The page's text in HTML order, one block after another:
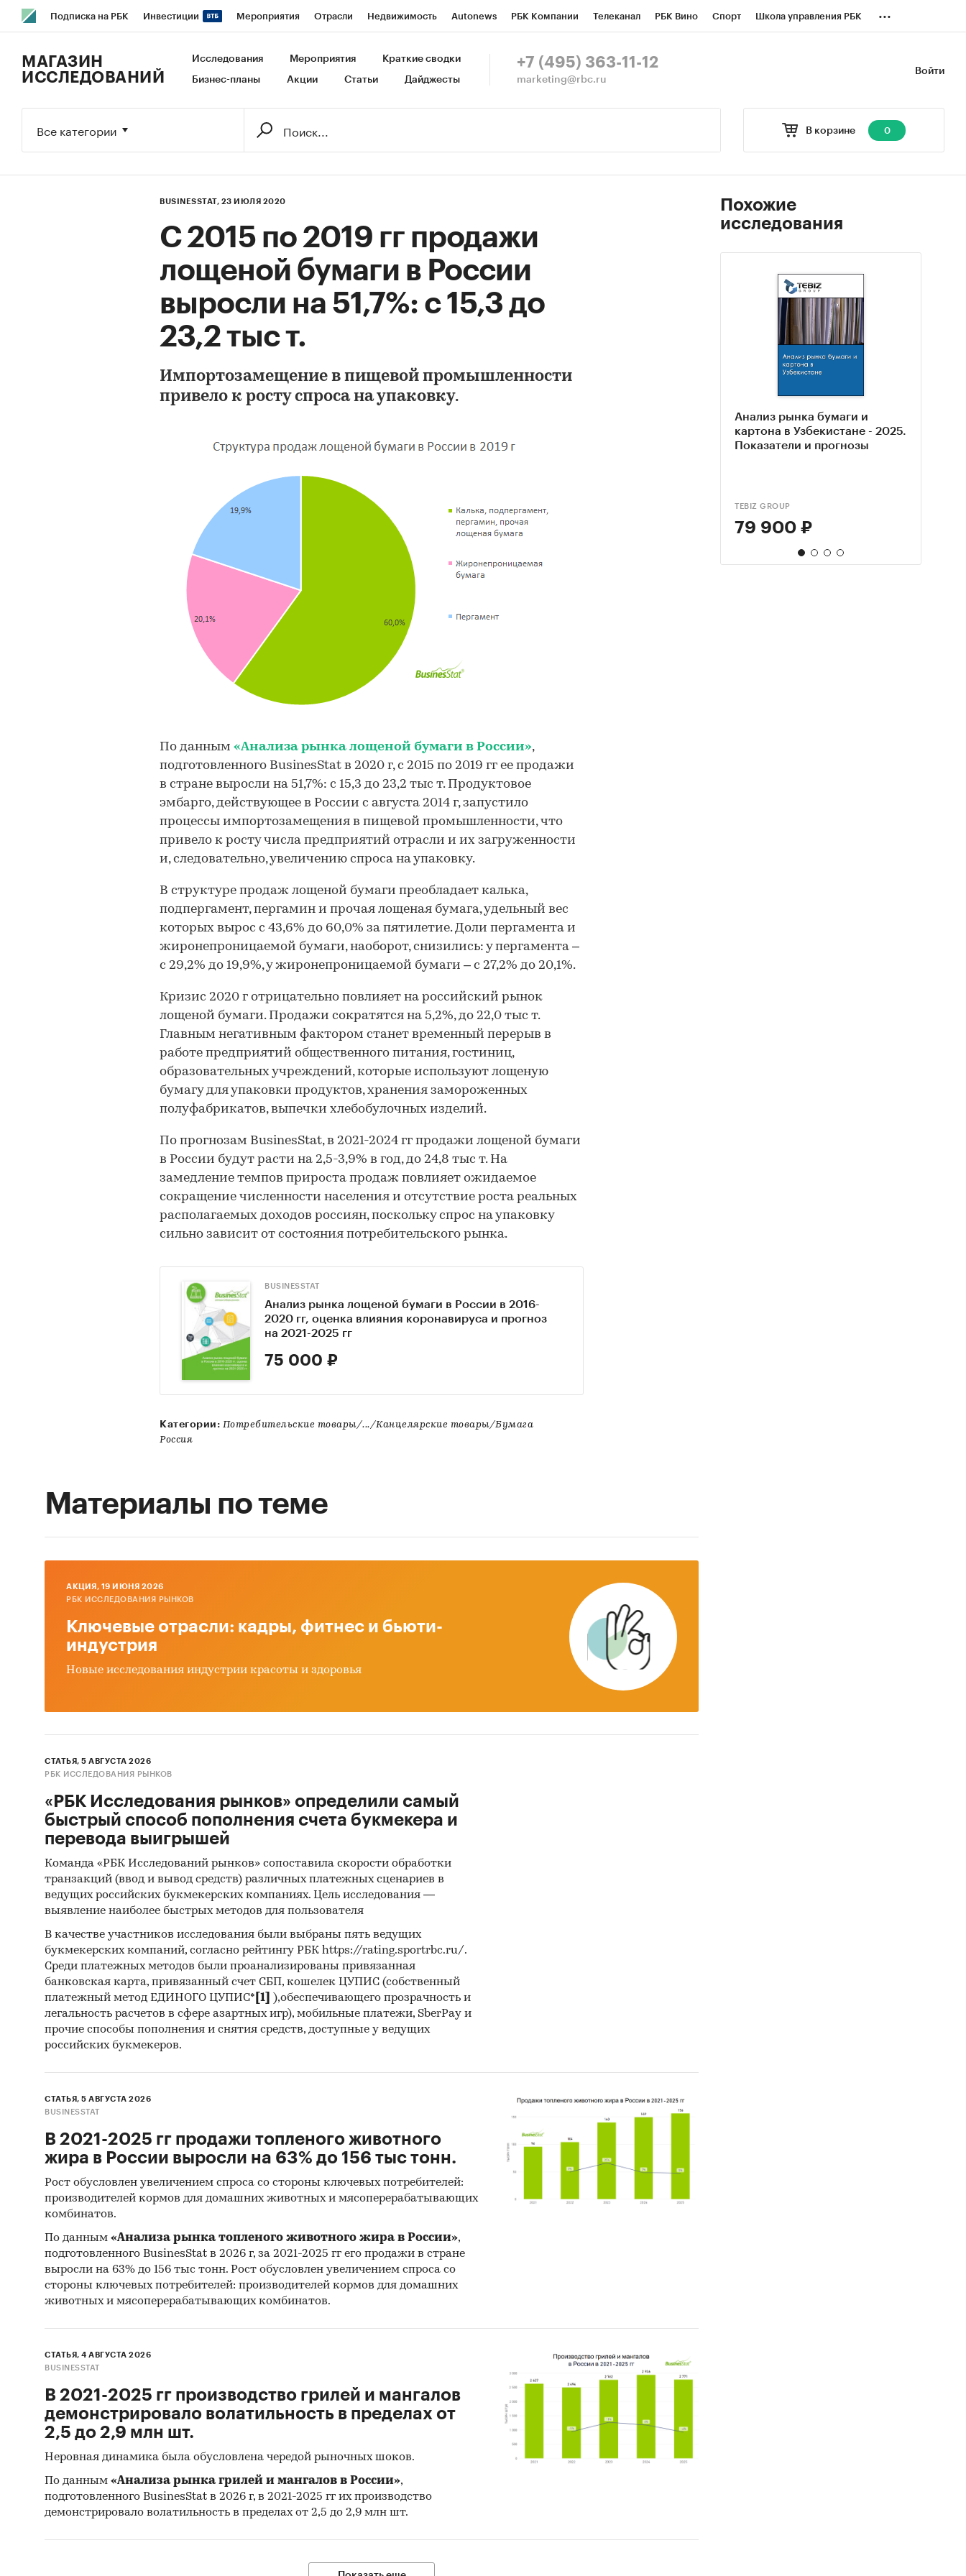
Подписка на РБК Инвестиции Мероприятия Отрасли Недвижимость Autonews РБК Компании Телеканал РБК Вино Спорт Школа управления РБК
Исследования Кредитные рейтинги Франшизы Газета Спецпроекты СПб Конференции СПб Спецпроекты
...
Войти
МАГАЗИН
ИССЛЕДОВАНИЙ
Исследования Мероприятия Краткие сводки
Бизнес-планы Акции Статьи Дайджесты
+7 (495) 363-11-12
marketing@rbc.ru
В корзине 0
Все категории
BUSINESSTAT, 23 ИЮЛЯ 2020
С 2015 по 2019 гг продажи
лощеной бумаги в России
выросли на 51,7%: с 15,3 до
23,2 тыс т.
Импортозамещение в пищевой промышленности
привело к росту спроса на упаковку.
По данным «Анализа рынка лощеной бумаги в России»,
подготовленного BusinesStat в 2020 г, с 2015 по 2019 гг ее продажи
в стране выросли на 51,7%: с 15,3 до 23,2 тыс т. Продуктовое
эмбарго, действующее в России с августа 2014 г, запустило
процессы импортозамещения в пищевой промышленности, что
привело к росту числа предприятий отрасли и их загруженности
и, следовательно, увеличению спроса на упаковку.
В структуре продаж лощеной бумаги преобладает калька,
подпергамент, пергамин и прочая лощеная бумага, удельный вес
которых вырос с 43,6% до 60,0% за пятилетие. Доли пергамента и
жиронепроницаемой бумаги, наоборот, снизились: у пергамента –
с 29,2% до 19,9%, у жиронепроницаемой бумаги – с 27,2% до 20,1%.
Кризис 2020 г отрицательно повлияет на российский рынок
лощеной бумаги. Продажи сократятся на 5,2%, до 22,0 тыс т.
Главным негативным фактором станет временный перерыв в
работе предприятий общественного питания, гостиниц,
образовательных учреждений, которые используют лощеную
бумагу для упаковки продуктов, хранения замороженных
полуфабрикатов, выпечки хлебобулочных изделий.
По прогнозам BusinesStat, в 2021-2024 гг продажи лощеной бумаги
в России будут расти на 2,5-3,9% в год, до 24,8 тыс т. На
замедление темпов прироста продаж повлияет ожидаемое
сокращение численности населения и отсутствие роста реальных
располагаемых доходов россиян, поскольку спрос на упаковку
сильно зависит от состояния потребительского рынка.
BUSINESSTAT
Анализ рынка лощеной бумаги в России в 2016-
2020 гг, оценка влияния коронавируса и прогноз
на 2021-2025 гг
75 000 ₽
Категории: Потребительские товары/.../Канцелярские товары/Бумага
Россия
Похожие
исследования
Анализ рынка бумаги и
картона в Узбекистане - 2025.
Показатели и прогнозы
TEBIZ GROUP
79 900 ₽
Материалы по теме
AКЦИЯ, 19 ИЮНЯ 2026
РБК ИССЛЕДОВАНИЯ РЫНКОВ
Ключевые отрасли: кадры, фитнес и бьюти-
индустрия
Новые исследования индустрии красоты и здоровья
СТАТЬЯ, 5 АВГУСТА 2026
РБК ИССЛЕДОВАНИЯ РЫНКОВ
«РБК Исследования рынков» определили самый
быстрый способ пополнения счета букмекера и
перевода выигрышей
Команда «РБК Исследований рынков» сопоставила скорости обработки
транзакций (ввод и вывод средств) различных платежных сценариев в
ведущих российских букмекерских компаниях. Цель исследования —
выявление наиболее быстрых методов для пользователя
В качестве участников исследования были выбраны пять ведущих
букмекерских компаний, согласно рейтингу РБК https://rating.sportrbc.ru/.
Среди платежных методов были проанализированы привязанная
банковская карта, привязанный счет СБП, кошелек ЦУПИС (собственный
платежный метод ЕДИНОГО ЦУПИС* [1]
),обеспечивающего прозрачность и
легальность расчетов в сфере азартных игр), мобильные платежи, SberPay и
прочие способы пополнения и снятия средств, доступные у ведущих
российских букмекеров.
СТАТЬЯ, 5 АВГУСТА 2026
BUSINESSTAT
В 2021-2025 гг продажи топленого животного
жира в России выросли на 63% до 156 тыс тонн.
Рост обусловлен увеличением спроса со стороны ключевых потребителей:
производителей кормов для домашних животных и мясоперерабатывающих
комбинатов.
По данным «Анализа рынка топленого животного жира в России»,
подготовленного BusinesStat в 2026 г, за 2021-2025 гг его продажи в стране
выросли на 63% до 156 тыс тонн. Рост обусловлен увеличением спроса со
стороны ключевых потребителей: производителей кормов для домашних
животных и мясоперерабатывающих комбинатов.
СТАТЬЯ, 4 АВГУСТА 2026
BUSINESSTAT
В 2021-2025 гг производство грилей и мангалов
демонстрировало волатильность в пределах от
2,5 до 2,9 млн шт.
Неровная динамика была обусловлена чередой рыночных шоков.
По данным «Анализа рынка грилей и мангалов в России»,
подготовленного BusinesStat в 2026 г, в 2021-2025 гг их производство
демонстрировало волатильность в пределах от 2,5 до 2,9 млн шт.